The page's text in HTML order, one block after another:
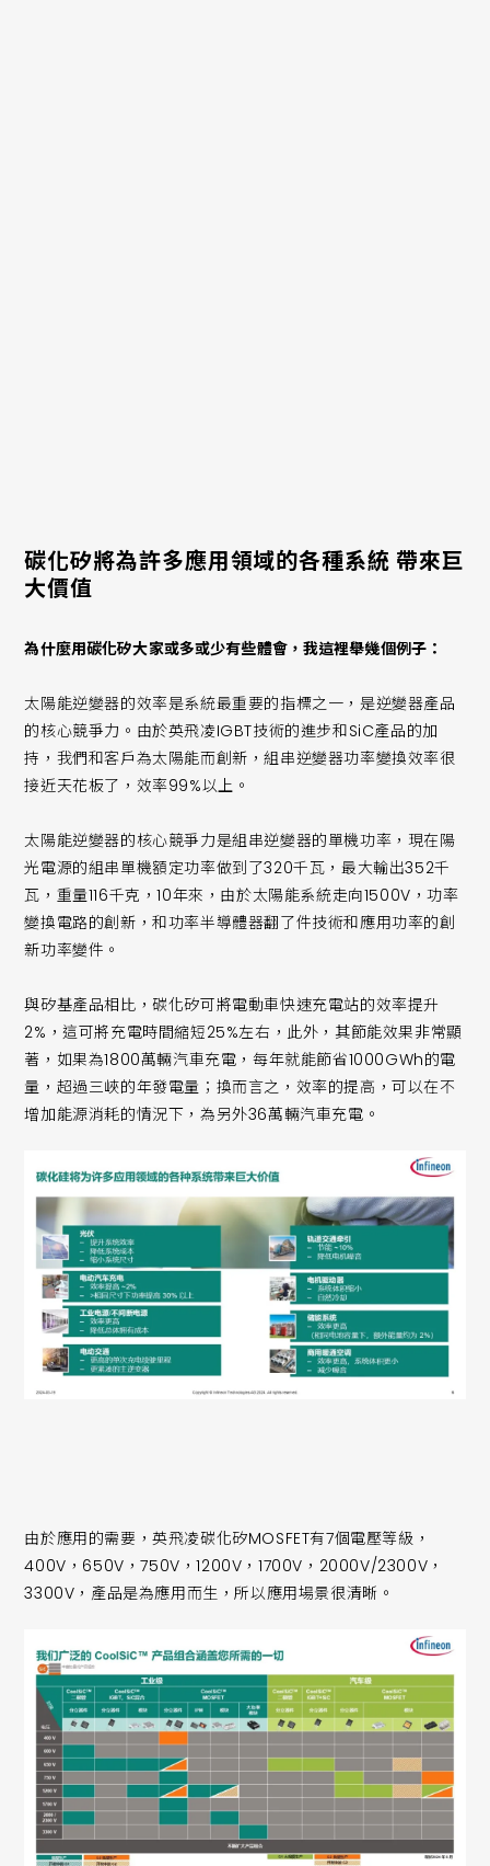
碳化矽將為許多應用領域的各種系統 帶來巨
大價值
為什麼用碳化矽大家或多或少有些體會，我這裡舉幾個例子：
太陽能逆變器的效率是系統最重要的指標之一，是逆變器產品
的核心競爭力。由於英飛凌IGBT技術的進步和SiC產品的加
持，我們和客戶為太陽能而創新，組串逆變器功率變換效率很
接近天花板了，效率99%以上。
太陽能逆變器的核心競爭力是組串逆變器的單機功率，現在陽
光電源的組串單機額定功率做到了320千瓦，最大輸出352千
瓦，重量116千克，10年來，由於太陽能系統走向1500V，功率
變換電路的創新，和功率半導體器翻了件技術和應用功率的創
新功率變件。
與矽基產品相比，碳化矽可將電動車快速充電站的效率提升
2%，這可將充電時間縮短25%左右，此外，其節能效果非常顯
著，如果為1800萬輛汽車充電，每年就能節省1000GWh的電
量，超過三峽的年發電量；換而言之，效率的提高，可以在不
增加能源消耗的情況下，為另外36萬輛汽車充電。
由於應用的需要，英飛凌碳化矽MOSFET有7個電壓等級，
400V，650V，750V，1200V，1700V，2000V/2300V，
3300V，產品是為應用而生，所以應用場景很清晰。